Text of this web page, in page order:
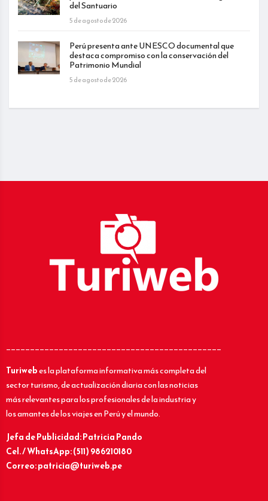
del Santuario
5 de agosto de 2026
Perú presenta ante UNESCO documental que
destaca compromiso con la conservación del
Patrimonio Mundial
5 de agosto de 2026
_____________________________________________
Turiwebes la plataforma informativa más completa del
sector turismo, de actualización diaria con las noticias
más relevantes para los profesionales de la industria y
los amantes de los viajes en Perú y el mundo.
Jefa de Publicidad: Patricia Pando
Cel. / WhatsApp: (511) 986210180
Correo: patricia@turiweb.pe